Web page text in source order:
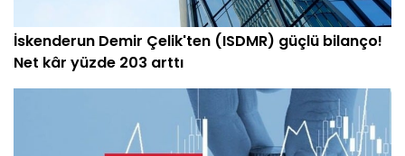
İskenderun Demir Çelik'ten (ISDMR) güçlü bilanço!
Net kâr yüzde 203 arttı